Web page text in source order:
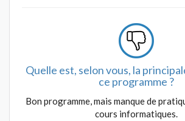
Quelle est, selon vous, la
ce programme ?
Bon programme, mais manque de
cours informatiques.